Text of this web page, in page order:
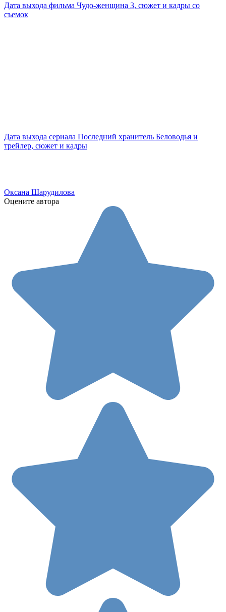
Дата выхода фильма Чудо-женщина 3, сюжет и кадры со
съемок
Дата выхода сериала Последний хранитель Беловодья и
трейлер, сюжет и кадры
Оксана Шарудилова
Оцените автора